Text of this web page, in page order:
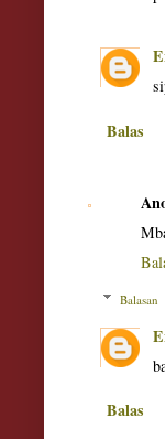
Balas
Balasan
Balas